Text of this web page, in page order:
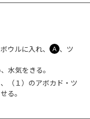
ウルに入れ、 Ａ 、ツ
水気をきる。
（１）のアボカド・ツ
る。